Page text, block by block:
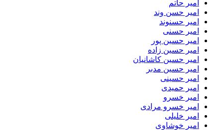
امیر حاتم
امیر حسن وند
امیر حسنوند
امیر حسنی
امیر حسین پور
امیر حسین زاده
امیر حسین کاشانیان
امیر حسین مدبر
امیر حسینی
امیر حمیدی
امیر خسرو
امیر خسرو مرادی
امیر خلیلی
امیر خوشاوی